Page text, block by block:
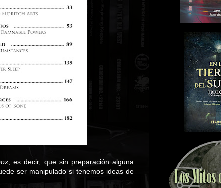
, es decir, que sin preparación alguna
ser manipulado si tenemos ideas de